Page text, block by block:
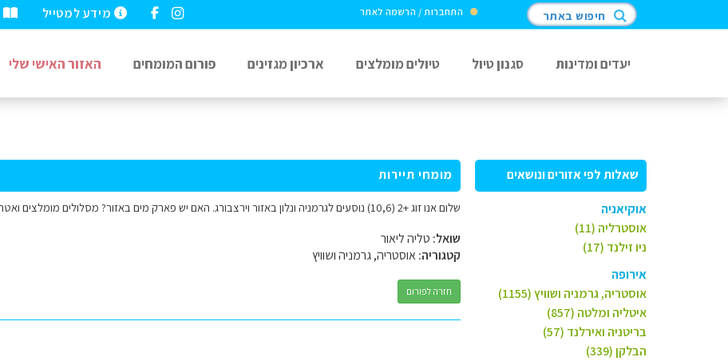
מידע למטייל התחברות / הרשמה לאתר חיפוש באתר
יעדים ומדינות סגנון טיול טיולים מומלצים ארכיון מגזינים פורום המומחים האזור האישי שלי
שאלות לפי אזורים ונושאים
אוקיאניה
אוסטרליה (11)
ניו זילנד (17)
אירופה
אוסטריה, גרמניה ושוויץ (1155)
איטליה ומלטה (857)
בריטניה ואירלנד (57)
הבלקן (339)
מומחי תיירות
שלום אנו זוג +2 (10,6) נוסעים לגרמניה ונלון באזור וירצבורג. האם יש פארק מים באזור? מסלולים מומלצים ואטרקציות מומלצות? תודה רבה
שואל: טליה ליאור
קטגוריה:אוסטריה, גרמניה ושוויץ
חזרה לפורום